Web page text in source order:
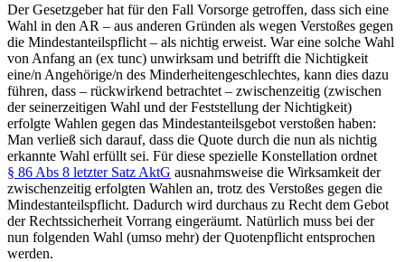
Der Gesetzgeber hat für den Fall Vorsorge getroffen, dass sich eine
Wahl in den AR – aus anderen Gründen als wegen Verstoßes gegen
die Mindestanteilspflicht – als nichtig erweist. War eine solche Wahl
von Anfang an (ex tunc) unwirksam und betrifft die Nichtigkeit
eine/n Angehörige/n des Minderheitengeschlechtes, kann dies dazu
führen, dass – rückwirkend betrachtet – zwischenzeitig (zwischen
der seinerzeitigen Wahl und der Feststellung der Nichtigkeit)
erfolgte Wahlen gegen das Mindestanteilsgebot verstoßen haben:
Man verließ sich darauf, dass die Quote durch die nun als nichtig
erkannte Wahl erfüllt sei. Für diese spezielle Konstellation ordnet
§ 86 Abs 8 letzter Satz AktG ausnahmsweise die Wirksamkeit der
zwischenzeitig erfolgten Wahlen an, trotz des Verstoßes gegen die
Mindestanteilspflicht. Dadurch wird durchaus zu Recht dem Gebot
der Rechtssicherheit Vorrang eingeräumt. Natürlich muss bei der
nun folgenden Wahl (umso mehr) der Quotenpflicht entsprochen
werden.